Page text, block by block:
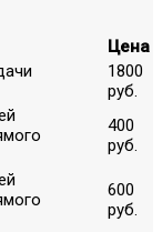
Цена
1800
руб.
400
руб.
600
руб.